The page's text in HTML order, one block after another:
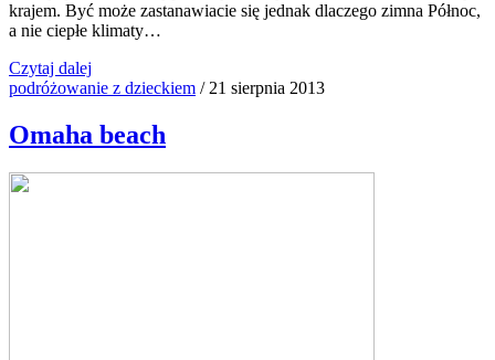
krajem. Być może zastanawiacie się jednak dlaczego zimna Północ,
a nie ciepłe klimaty…
Czytaj dalej
podróżowanie z dzieckiem / 21 sierpnia 2013
Omaha beach